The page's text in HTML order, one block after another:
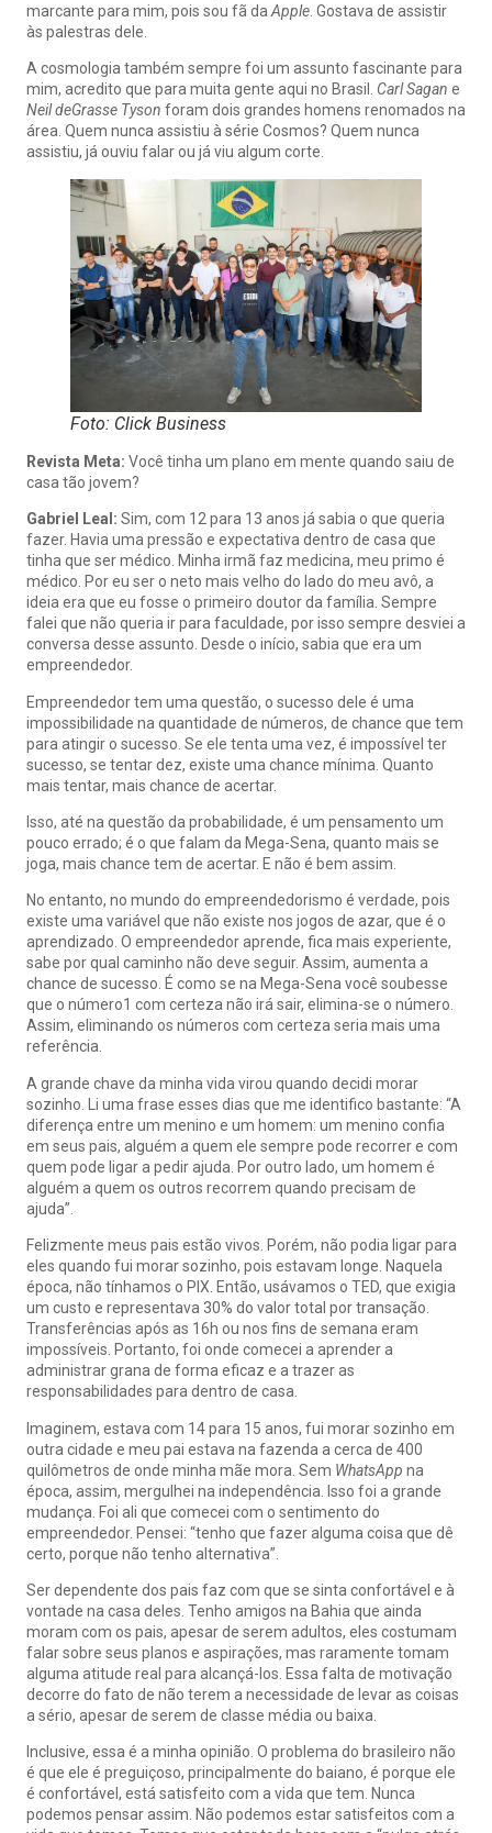
marcante para mim, pois sou fã da Apple . Gostava de assistir
às palestras dele.
A cosmologia também sempre foi um assunto fascinante para
mim, acredito que para muita gente aqui no Brasil. Carl Sagan e
Neil deGrasse Tyson foram dois grandes homens renomados na
área. Quem nunca assistiu à série Cosmos? Quem nunca
assistiu, já ouviu falar ou já viu algum corte.
Foto: Click Business
Revista Meta: Você tinha um plano em mente quando saiu de
casa tão jovem?
Gabriel Leal: Sim, com 12 para 13 anos já sabia o que queria
fazer. Havia uma pressão e expectativa dentro de casa que
tinha que ser médico. Minha irmã faz medicina, meu primo é
médico. Por eu ser o neto mais velho do lado do meu avô, a
ideia era que eu fosse o primeiro doutor da família. Sempre
falei que não queria ir para faculdade, por isso sempre desviei a
conversa desse assunto. Desde o início, sabia que era um
empreendedor.
Empreendedor tem uma questão, o sucesso dele é uma
impossibilidade na quantidade de números, de chance que tem
para atingir o sucesso. Se ele tenta uma vez, é impossível ter
sucesso, se tentar dez, existe uma chance mínima. Quanto
mais tentar, mais chance de acertar.
Isso, até na questão da probabilidade, é um pensamento um
pouco errado; é o que falam da Mega-Sena, quanto mais se
joga, mais chance tem de acertar. E não é bem assim.
No entanto, no mundo do empreendedorismo é verdade, pois
existe uma variável que não existe nos jogos de azar, que é o
aprendizado. O empreendedor aprende, fica mais experiente,
sabe por qual caminho não deve seguir. Assim, aumenta a
chance de sucesso. É como se na Mega-Sena você soubesse
que o número1 com certeza não irá sair, elimina-se o número.
Assim, eliminando os números com certeza seria mais uma
referência.
A grande chave da minha vida virou quando decidi morar
sozinho. Li uma frase esses dias que me identifico bastante: “A
diferença entre um menino e um homem: um menino confia
em seus pais, alguém a quem ele sempre pode recorrer e com
quem pode ligar a pedir ajuda. Por outro lado, um homem é
alguém a quem os outros recorrem quando precisam de
ajuda”.
Felizmente meus pais estão vivos. Porém, não podia ligar para
eles quando fui morar sozinho, pois estavam longe. Naquela
época, não tínhamos o PIX. Então, usávamos o TED, que exigia
um custo e representava 30% do valor total por transação.
Transferências após as 16h ou nos fins de semana eram
impossíveis. Portanto, foi onde comecei a aprender a
administrar grana de forma eficaz e a trazer as
responsabilidades para dentro de casa.
Imaginem, estava com 14 para 15 anos, fui morar sozinho em
outra cidade e meu pai estava na fazenda a cerca de 400
quilômetros de onde minha mãe mora. Sem WhatsApp na
época, assim, mergulhei na independência. Isso foi a grande
mudança. Foi ali que comecei com o sentimento do
empreendedor. Pensei: “tenho que fazer alguma coisa que dê
certo, porque não tenho alternativa”.
Ser dependente dos pais faz com que se sinta confortável e à
vontade na casa deles. Tenho amigos na Bahia que ainda
moram com os pais, apesar de serem adultos, eles costumam
falar sobre seus planos e aspirações, mas raramente tomam
alguma atitude real para alcançá-los. Essa falta de motivação
decorre do fato de não terem a necessidade de levar as coisas
a sério, apesar de serem de classe média ou baixa.
Inclusive, essa é a minha opinião. O problema do brasileiro não
é que ele é preguiçoso, principalmente do baiano, é porque ele
é confortável, está satisfeito com a vida que tem. Nunca
podemos pensar assim. Não podemos estar satisfeitos com a